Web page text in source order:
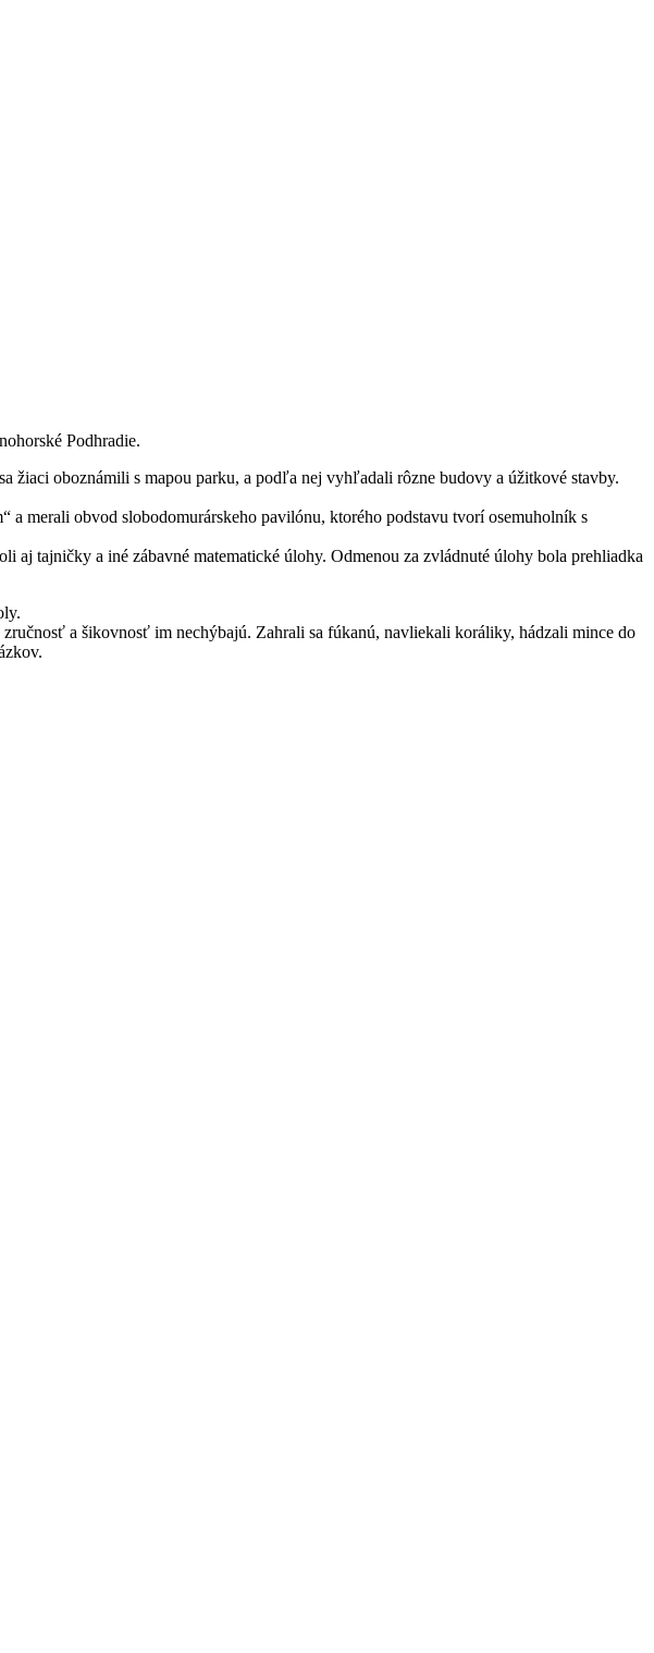
Podhradie.
žiaci oboznámili s mapou parku, a podľa nej vyhľadali rôzne budovy a úžitkové stavby.
merali obvod slobodomurárskeho pavilónu, ktorého podstavu tvorí osemuholník s
aj tajničky a iné zábavné matematické úlohy. Odmenou za zvládnuté úlohy bola prehliadka
a šikovnosť im nechýbajú. Zahrali sa fúkanú, navliekali koráliky, hádzali mince do